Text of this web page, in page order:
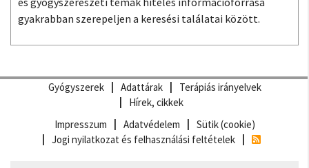
gyakrabban szerepeljen a keresési találatai között.
Gyógyszerek Adattárak
Terápiás irányelvek
Hírek, cikkek
Impresszum
Adatvédelem
Sütik (cookie)
Jogi nyilatkozat és felhasználási feltételek